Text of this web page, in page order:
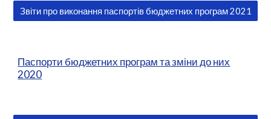
Звіти про виконання паспортів бюджетних програм 2021
Паспорти бюджетних програм та зміни до них
2020